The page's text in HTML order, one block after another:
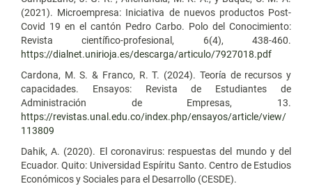
(2021). Microempresa: Iniciativa de nuevos productos Post-
Covid 19 en el cantón Pedro Carbo. Polo del Conocimiento:
Revista científico-profesional, 6(4), 438-460.
https://dialnet.unirioja.es/descarga/articulo/7927018.pdf
Cardona, M. S. & Franco, R. T. (2024). Teoría de recursos y
capacidades. Ensayos: Revista de Estudiantes de
Administración de Empresas, 13.
https://revistas.unal.edu.co/index.php/ensayos/article/view/
113809
Dahik, A. (2020). El coronavirus: respuestas del mundo y del
Ecuador. Quito: Universidad Espíritu Santo. Centro de Estudios
Económicos y Sociales para el Desarrollo (CESDE).